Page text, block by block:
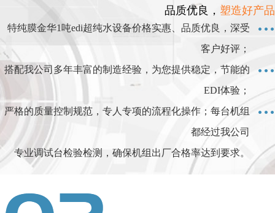
品质优良， 塑造好产品
特纯膜金华1吨edi超纯水设备价格实惠、品质优良，深受
客户好评；
搭配我公司多年丰富的制造经验，为您提供稳定，节能的
EDI体验；
严格的质量控制规范，专人专项的流程化操作；每台机组
都经过我公司
专业调试台检验检测，确保机组出厂合格率达到要求。